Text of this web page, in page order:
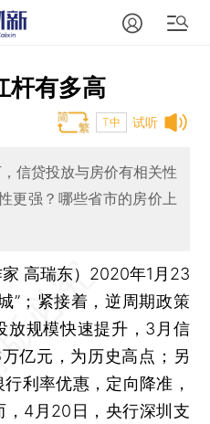
杆有多高
试听
T中
信贷投放与房价有相关性
更强？哪些省市的房价上
高瑞东） 2020年1月23
”；紧接着，逆周期政策
放规模快速提升，3月信
亿元，为历史高点；另
利率优惠，定向降准，
，4月20日，央行深圳支